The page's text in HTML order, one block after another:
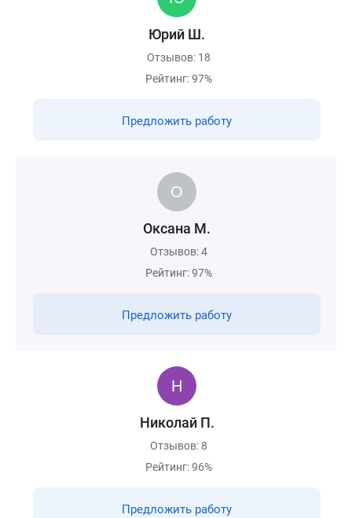
Юрий Ш.
Отзывов: 18
Рейтинг: 97%
Предложить работу
Оксана М.
Отзывов: 4
Рейтинг: 97%
Предложить работу
Николай П.
Отзывов: 8
Рейтинг: 96%
Предложить работу